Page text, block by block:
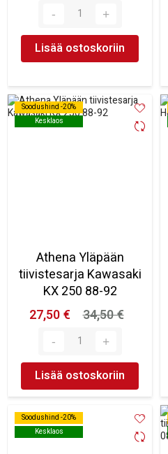
Lisää ostoskoriin
Soodushind -20%
Kesklaos
Soodushind -20%
Kesklaos
Athena Yläpään
tiivistesarja Kawasaki
KX 250 88-92
27,50 €
34,50 €
Lisää ostoskoriin
Soodushind -20%
Kesklaos
Soodushind -20%
Kesklaos